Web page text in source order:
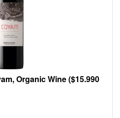
Organic Wine ($15.990